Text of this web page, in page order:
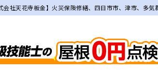
社天花寺板金】火災保険修繕、四日市市、津市、多気